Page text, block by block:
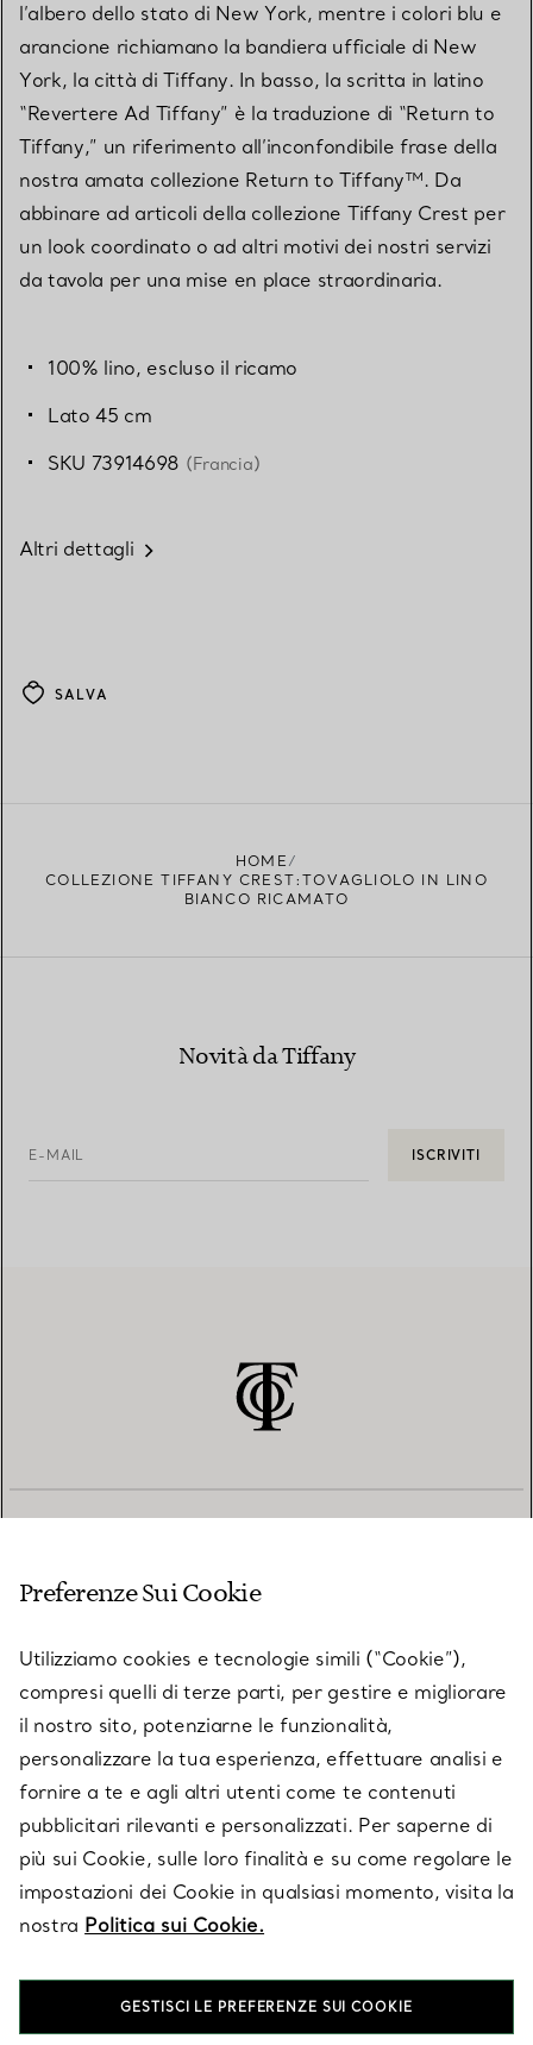
l’albero dello stato di New York, mentre i colori blu e
arancione richiamano la bandiera ufficiale di New
York, la città di Tiffany. In basso, la scritta in latino
“Revertere Ad Tiffany” è la traduzione di “Return to
Tiffany,” un riferimento all’inconfondibile frase della
nostra amata collezione Return to Tiffany™. Da
abbinare ad articoli della collezione Tiffany Crest per
un look coordinato o ad altri motivi dei nostri servizi
da tavola per una mise en place straordinaria.
100% lino, escluso il ricamo
Lato 45 cm
SKU 73914698 (Francia)
Altri dettagli
SALVA
HOME
COLLEZIONE TIFFANY CREST:TOVAGLIOLO IN LINO
BIANCO RICAMATO
Novità da Tiffany
E-MAIL ISCRIVITI
SU TIFFANY & CO.
LEGALE
SEGUICI
Preferenze Sui Cookie
Utilizziamo cookies e tecnologie simili (“Cookie”),
compresi quelli di terze parti, per gestire e migliorare
il nostro sito, potenziarne le funzionalità,
personalizzare la tua esperienza, effettuare analisi e
fornire a te e agli altri utenti come te contenuti
pubblicitari rilevanti e personalizzati. Per saperne di
più sui Cookie, sulle loro finalità e su come regolare le
impostazioni dei Cookie in qualsiasi momento, visita la
nostra Politica sui Cookie.
GESTISCI LE PREFERENZE SUI COOKIE